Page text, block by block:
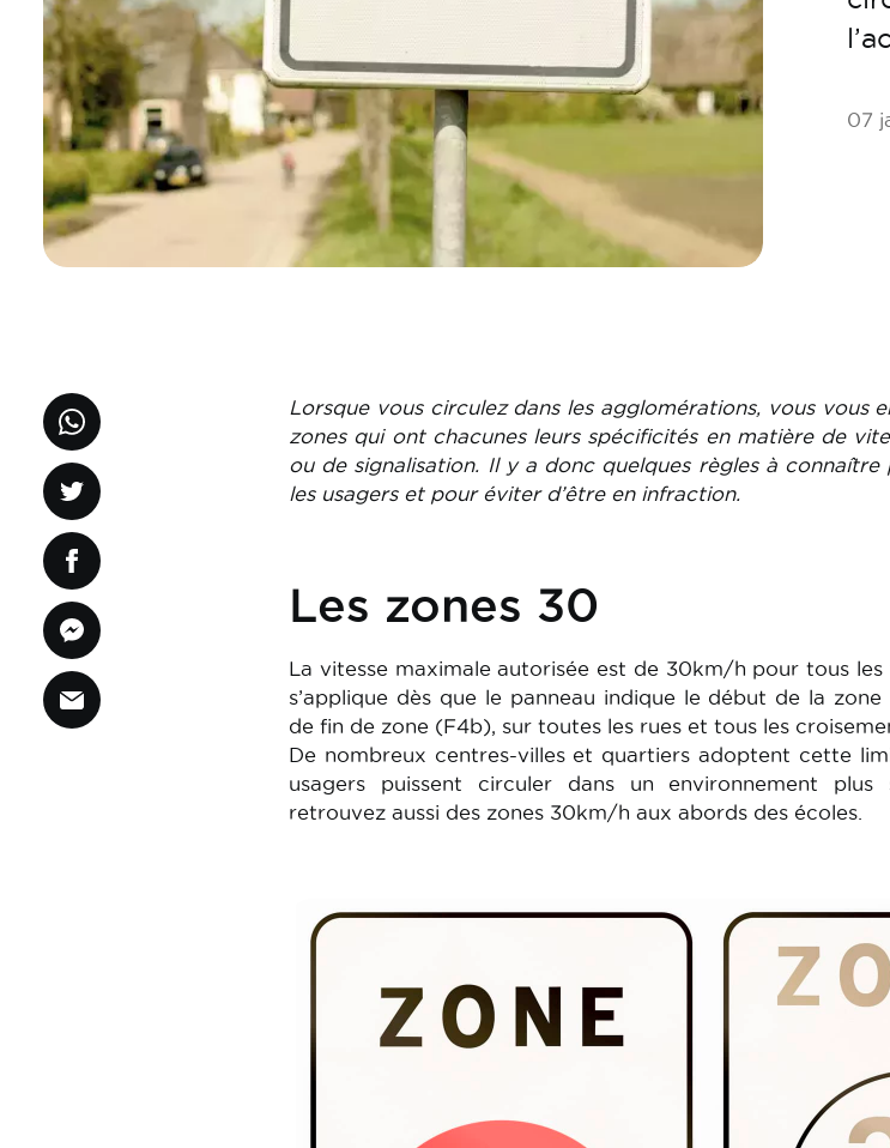
07
Lorsque vous circulez dans les agglomérations, vous vous
zones qui ont chacunes leurs spécificités en matière de
ou de signalisation. Il y a donc quelques règles à
les usagers et pour éviter d’être en infraction.
Les zones 30
La vitesse maximale autorisée est de 30km/h pour tous les
s’applique dès que le panneau indique le début de la zone
de fin de zone (F4b), sur toutes les rues et tous les
De nombreux centres-villes et quartiers adoptent cette
usagers puissent circuler dans un environnement
retrouvez aussi des zones 30km/h aux abords des écoles.
Image